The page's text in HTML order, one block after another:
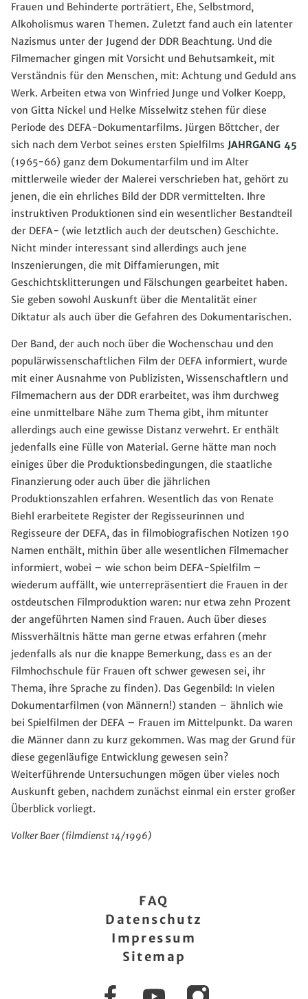
Frauen und Behinderte porträtiert, Ehe, Selbstmord,
Alkoholismus waren Themen. Zuletzt fand auch ein latenter
Nazismus unter der Jugend der DDR Beachtung. Und die
Filmemacher gingen mit Vorsicht und Behutsamkeit, mit
Verständnis für den Menschen, mit: Achtung und Geduld ans
Werk. Arbeiten etwa von Winfried Junge und Volker Koepp,
von Gitta Nickel und Helke Misselwitz stehen für diese
Periode des DEFA-Dokumentarfilms. Jürgen Böttcher, der
sich nach dem Verbot seines ersten Spielfilms JAHRGANG 45
(1965-66) ganz dem Dokumentarfilm und im Alter
mittlerweile wieder der Malerei verschrieben hat, gehört zu
jenen, die ein ehrliches Bild der DDR vermittelten. Ihre
instruktiven Produktionen sind ein wesentlicher Bestandteil
der DEFA- (wie letztlich auch der deutschen) Geschichte.
Nicht minder interessant sind allerdings auch jene
Inszenierungen, die mit Diffamierungen, mit
Geschichtsklitterungen und Fälschungen gearbeitet haben.
Sie geben sowohl Auskunft über die Mentalität einer
Diktatur als auch über die Gefahren des Dokumentarischen.
Der Band, der auch noch über die Wochenschau und den
populärwissenschaftlichen Film der DEFA informiert, wurde
mit einer Ausnahme von Publizisten, Wissenschaftlern und
Filmemachern aus der DDR erarbeitet, was ihm durchweg
eine unmittelbare Nähe zum Thema gibt, ihm mitunter
allerdings auch eine gewisse Distanz verwehrt. Er enthält
jedenfalls eine Fülle von Material. Gerne hätte man noch
einiges über die Produktionsbedingungen, die staatliche
Finanzierung oder auch über die jährlichen
Produktionszahlen erfahren. Wesentlich das von Renate
Biehl erarbeitete Register der Regisseurinnen und
Regisseure der DEFA, das in filmobiografischen Notizen 190
Namen enthält, mithin über alle wesentlichen Filmemacher
informiert, wobei – wie schon beim DEFA-Spielfilm –
wiederum auffällt, wie unterrepräsentiert die Frauen in der
ostdeutschen Filmproduktion waren: nur etwa zehn Prozent
der angeführten Namen sind Frauen. Auch über dieses
Missverhältnis hätte man gerne etwas erfahren (mehr
jedenfalls als nur die knappe Bemerkung, dass es an der
Filmhochschule für Frauen oft schwer gewesen sei, ihr
Thema, ihre Sprache zu finden). Das Gegenbild: In vielen
Dokumentarfilmen (von Männern!) standen – ähnlich wie
bei Spielfilmen der DEFA – Frauen im Mittelpunkt. Da waren
die Männer dann zu kurz gekommen. Was mag der Grund für
diese gegenläufige Entwicklung gewesen sein?
Weiterführende Untersuchungen mögen über vieles noch
Auskunft geben, nachdem zunächst einmal ein erster großer
Überblick vorliegt.
Volker Baer (filmdienst 14/1996)
FacebookYouTubeInstagram
FAQ
Datenschutz
Impressum
Sitemap